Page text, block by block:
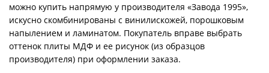
можно купить напрямую у производителя «Завода 1995»,
искусно скомбинированы с винилискожей, порошковым
напылением и ламинатом. Покупатель вправе выбрать
оттенок плиты МДФ и ее рисунок (из образцов
производителя) при оформлении заказа.